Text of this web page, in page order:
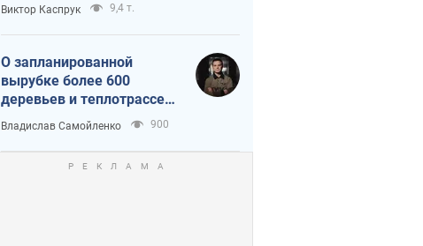
Виктор Каспрук 9,4 т.
О запланированной
вырубке более 600
деревьев и теплотрассе:
что происходит на
Теремках в Киеве
Владислав Самойленко 900